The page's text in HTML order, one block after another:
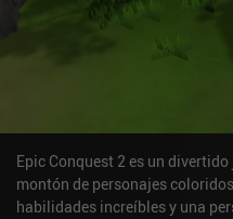
Epic Conquest 2 es un
montón de personajes
habilidades increíbles y una